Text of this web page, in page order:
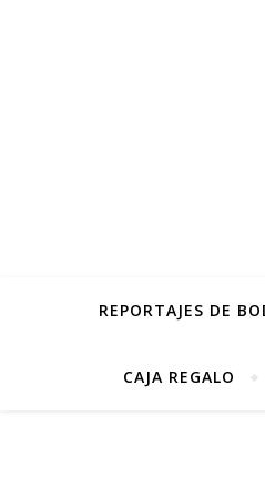
REPORTAJES DE
CAJA REGALO